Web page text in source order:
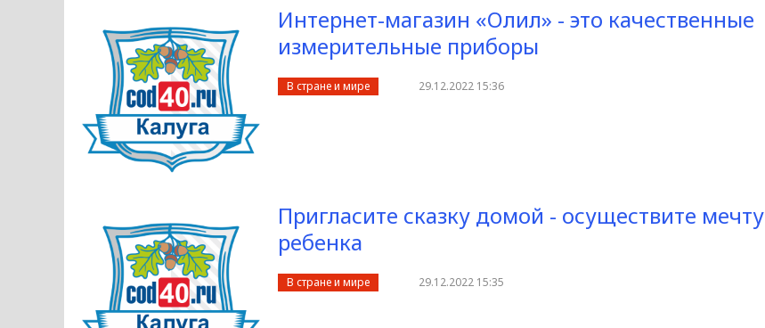
Интернет-магазин «Олил» - это качественные
измерительные приборы
В стране и мире 29.12.2022 15:36
Пригласите сказку домой - осуществите мечту
ребенка
В стране и мире 29.12.2022 15:35